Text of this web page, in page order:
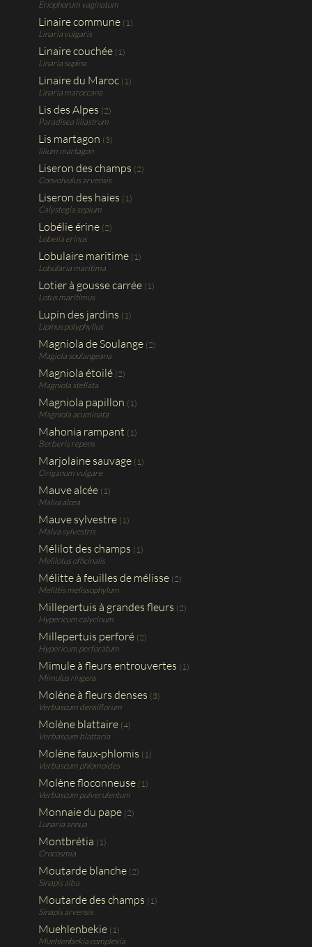
Eriophorum vaginatum
Linaire commune (1)
Linaria vulgaris
Linaire couchée (1)
Linaria supina
Linaire du Maroc (1)
Linaria maroccana
Lis des Alpes (2)
Paradisea liliastrum
Lis martagon (3)
lilium martagon
Liseron des champs (2)
Convolvulus arvensis
Liseron des haies (1)
Calystegia sepium
Lobélie érine (2)
Lobelia erinus
Lobulaire maritime (1)
Lobularia maritima
Lotier à gousse carrée (1)
Lotus maritimus
Lupin des jardins (1)
Lipinus polyphyllus
Magniola de Soulange (2)
Magiola soulangeana
Magniola étoilé (2)
Magniola stellata
Magniola papillon (1)
Magniola acuminata
Mahonia rampant (1)
Berberis repens
Marjolaine sauvage (1)
Origanum vulgare
Mauve alcée (1)
Malva alcea
Mauve sylvestre (1)
Malva sylvestris
Mélilot des champs (1)
Melilotus officinalis
Mélitte à feuilles de mélisse (2)
Melittis melissophylum
Millepertuis à grandes fleurs (2)
Hypericum calycinum
Millepertuis perforé (2)
Hypericum perforatum
Mimule à fleurs entrouvertes (1)
Mimulus ringens
Molène à fleurs denses (3)
Verbascum densiflorum
Molène blattaire (4)
Verbascum blattaria
Molène faux-phlomis (1)
Verbascum phlomoides
Molène floconneuse (1)
Verbascum pulverulentum
Monnaie du pape (2)
Lunaria annua
Montbrétia (1)
Crocosmia
Moutarde blanche (2)
Sinapis alba
Moutarde des champs (1)
Sinapis arvensis
Muehlenbekie (1)
Muehlenbekia complexia